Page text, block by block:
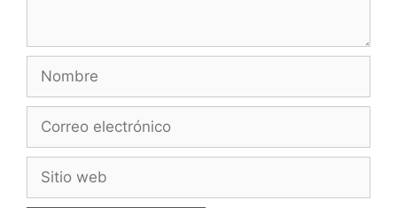
Nombre
Correo
Sitio
web